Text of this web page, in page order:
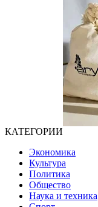
КАТЕГОРИИ
Экономика
Культура
Политика
Общество
Наука и техника